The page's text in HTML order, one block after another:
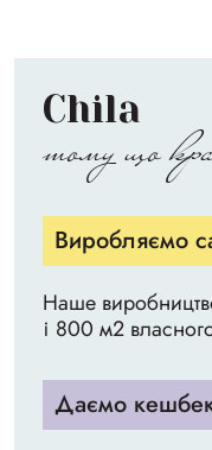
Chila
тому що
Виробляємо
Наше
і 800 м2
Даємо